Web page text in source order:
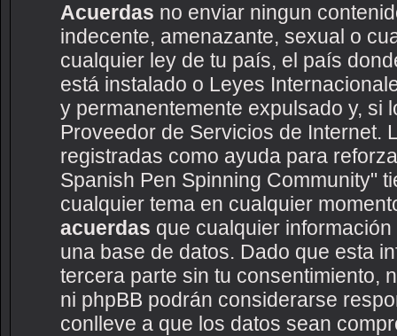
Acuerdas no enviar ningun
indecente, amenazante, sexual o
cualquier ley de tu país, el país
está instalado o Leyes
y permanentemente expulsado y, si
Proveedor de Servicios de Internet.
registradas como ayuda para
Spanish Pen Spinning Community"
cualquier tema en cualquier
acuerdas que cualquier
una base de datos. Dado que esta
tercera parte sin tu consentimiento,
ni phpBB podrán considerarse
conlleve a que los datos sean